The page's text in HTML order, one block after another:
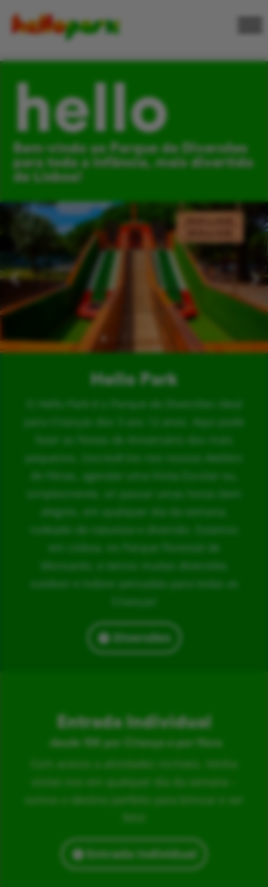
hello
Bem-vindo ao Parque de Diversões
para toda a Infância, mais divertido
de Lisboa!
Hello Park
O Hello Park é o Parque de Diversões ideal
para Crianças dos 3 aos 12 anos. Aqui pode
fazer as Festas de Aniversário dos mais
pequenos, inscrevê-los nos nossos Ateliers
de Férias, agendar uma Visita Escolar ou,
simplesmente, vir passar umas horas bem
alegres, em qualquer dia da semana,
rodeado de natureza e diversão. Estamos
em Lisboa, no Parque Florestal de
Monsanto, e temos muitas diversões
outdoor e indoor pensadas para todas as
Crianças!
Diversões
Entrada Individual
desde 15€ por Criança e por Hora
Com acesso a atividades incríveis. Venha
visitar-nos em qualquer dia da semana –
somos o destino perfeito para brincar e ser
Entrada Individual